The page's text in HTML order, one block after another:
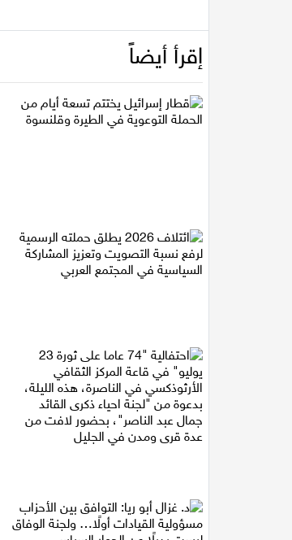
إقرأ أيضاً